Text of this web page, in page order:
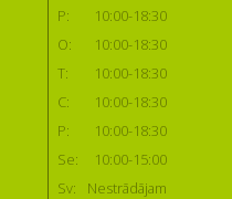
P:
10:00-18:30
O:
10:00-18:30
T:
10:00-18:30
C:
10:00-18:30
P:
10:00-18:30
Se:
10:00-15:00
Sv:
Nestrādājam